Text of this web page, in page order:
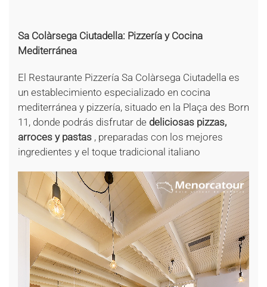
Sa Colàrsega Ciutadella: Pizzería y Cocina
Mediterránea
El Restaurante Pizzería Sa Colàrsega Ciutadella es
un establecimiento especializado en cocina
mediterránea y pizzería, situado en la Plaça des Born
11, donde podrás disfrutar de deliciosas pizzas,
arroces y pastas , preparadas con los mejores
ingredientes y el toque tradicional italiano